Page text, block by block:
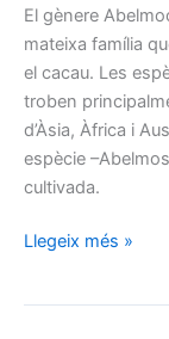
càncer
El gènere
mateixa família
el cacau. Les
troben
d’Àsia, Àfrica i
espècie
cultivada.
Abelmochus:
Llegeix més »